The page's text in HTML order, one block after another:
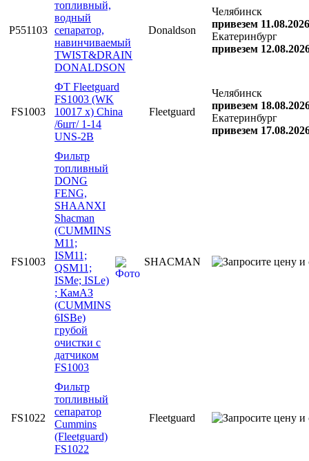
P551103
топливный,
водный
сепаратор,
навинчиваемый
TWIST&DRAIN
DONALDSON
Donaldson
Челябинск
привезем
Екатеринбург
привезем
FS1003
ФТ Fleetguard
FS1003 (WK
10017 x) China
/6шт/ 1-14
UNS-2B
Fleetguard
Челябинск
привезем
Екатеринбург
привезем
FS1003
Фильтр
топливный
DONG
FENG,
SHAANXI
Shacman
(CUMMINS
M11;
ISM11;
QSM11;
ISMe; ISLe)
; КамАЗ
(CUMMINS
6ISBe)
грубой
очистки с
датчиком
FS1003
SHACMAN
FS1022
Фильтр
топливный
сепаратор
Cummins
(Fleetguard)
FS1022
Fleetguard